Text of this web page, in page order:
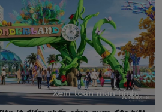
Xem toàn màn hình